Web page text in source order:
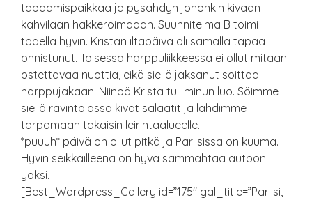
tapaamispaikkaa ja pysähdyn johonkin kivaan
kahvilaan hakkeroimaaan. Suunnitelma B toimi
todella hyvin. Kristan iltapäivä oli samalla tapaa
onnistunut. Toisessa harppuliikkeessä ei ollut mitään
ostettavaa nuottia, eikä siellä jaksanut soittaa
harppujakaan. Niinpä Krista tuli minun luo. Söimme
siellä ravintolassa kivat salaatit ja lähdimme
tarpomaan takaisin leirintäalueelle.
*puuuh* päivä on ollut pitkä ja Pariisissa on kuuma.
Hyvin seikkailleena on hyvä sammahtaa autoon
yöksi.
[Best_Wordpress_Gallery id=”175″ gal_title=”Pariisi,